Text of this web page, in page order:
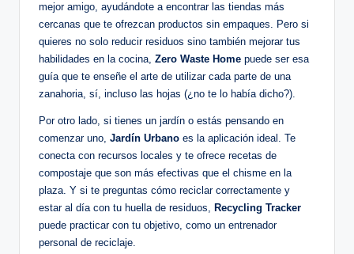
mejor amigo, ayudándote a encontrar las tiendas más
cercanas que te ofrezcan productos sin empaques. Pero si
quieres no solo reducir residuos sino también mejorar tus
habilidades en la cocina, Zero Waste Home puede ser esa
guía que te enseñe el arte de utilizar cada parte de una
zanahoria, sí, incluso las hojas (¿no te lo había dicho?).
Por otro lado, si tienes un jardín o estás pensando en
comenzar uno, Jardín Urbano es la aplicación ideal. Te
conecta con recursos locales y te ofrece recetas de
compostaje que son más efectivas que el chisme en la
plaza. Y si te preguntas cómo reciclar correctamente y
estar al día con tu huella de residuos, Recycling Tracker
puede practicar con tu objetivo, como un entrenador
personal de reciclaje.